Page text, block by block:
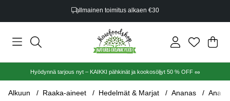
Ilmainen toimitus alkaen €30
.
Hyödynnä tarjous nyt – KAIKKI pähkinät ja kookosöljyt 50 % OFF 🥜
Alkuun Raaka-aineet Hedelmät & Marjat Ananas